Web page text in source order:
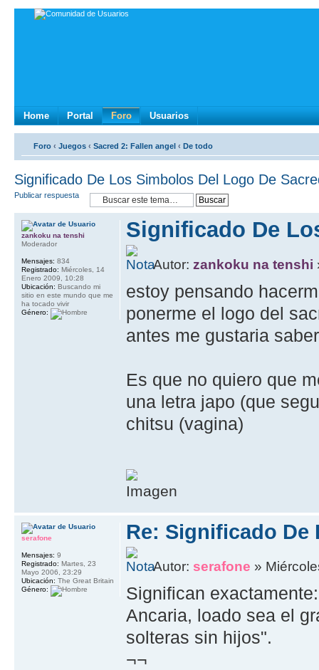
Home Portal Foro Usuarios
Foro ‹ Juegos ‹ Sacred 2: Fallen angel ‹ De todo
Significado De Los Simbolos Del Logo De
Publicar respuesta
Significado De
Autor:zankoku na tenshi
estoy pensando
ponerme el logo del
antes me gustaria
Es que no quiero que
una letra japo (que
chitsu (vagina)
zankoku na tenshi
Moderador
Mensajes: 834
Registrado: Miércoles, 14
Enero 2009, 10:28
Ubicación: Buscando mi
sitio en este mundo que me
ha tocado vivir
Género:
Re: Significado De
Autor: serafone »
Significan
Ancaria, loado sea el
solteras sin hijos".
¬¬
serafone
Mensajes: 9
Registrado: Martes, 23
Mayo 2006, 23:29
Ubicación: The Great Britain
Género: